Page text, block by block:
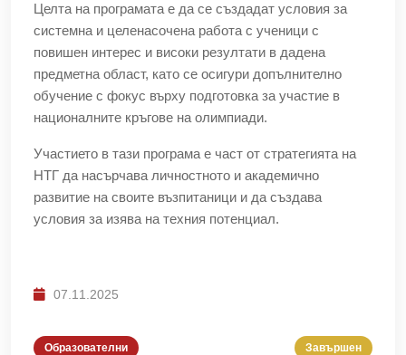
Целта на програмата е да се създадат условия за
системна и целенасочена работа с ученици с
повишен интерес и високи резултати в дадена
предметна област, като се осигури допълнително
обучение с фокус върху подготовка за участие в
националните кръгове на олимпиади.
Участието в тази програма е част от стратегията на
НТГ да насърчава личностното и академично
развитие на своите възпитаници и да създава
условия за изява на техния потенциал.
07.11.2025
Образователни Завършен